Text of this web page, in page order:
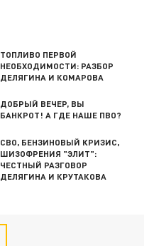
ТОПЛИВО ПЕРВОЙ
НЕОБХОДИМОСТИ: РАЗБОР
ДЕЛЯГИНА И КОМАРОВА
ДОБРЫЙ ВЕЧЕР, ВЫ
БАНКРОТ! А ГДЕ НАШЕ ПВО?
СВО, БЕНЗИНОВЫЙ КРИЗИС,
ШИЗОФРЕНИЯ "ЭЛИТ":
ЧЕСТНЫЙ РАЗГОВОР
ДЕЛЯГИНА И КРУТАКОВА